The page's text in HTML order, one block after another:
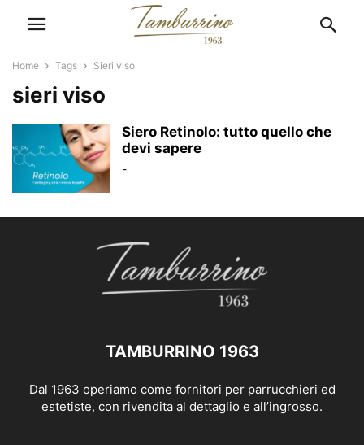
Home Tags Sieri viso
sieri viso
Siero Retinolo: tutto quello che
devi sapere
-
TAMBURRINO 1963
Dal 1963 operiamo come fornitori per parrucchieri ed
estetiste, con rivendita al dettaglio e all’ingrosso.